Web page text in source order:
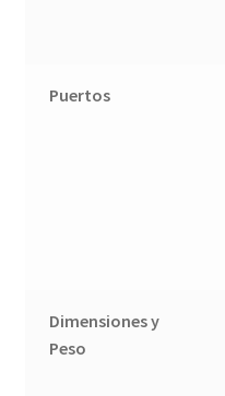
Puertos
Dimensiones y
Peso